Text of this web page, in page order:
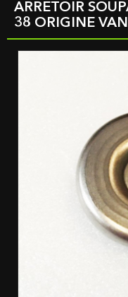
ARRETOIR
38 ORIGINE